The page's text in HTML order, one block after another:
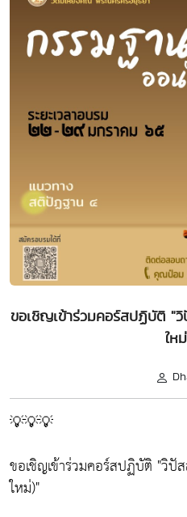
ขอเชิญเข้าร่วมคอร์สปฏิบัติ "
ให
💡💡💡
ขอเชิญเข้าร่วมคอร์สปฏิบัติ "วิ
ใหม่)"